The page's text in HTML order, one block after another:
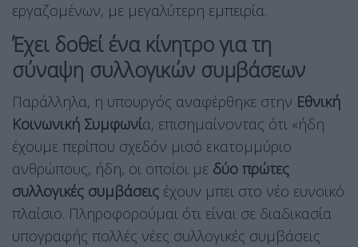
εργαζομένων, με μεγαλύτερη εμπειρία.
Έχει δοθεί ένα κίνητρο για τη
σύναψη συλλογικών συμβάσεων
Παράλληλα, η υπουργός αναφέρθηκε στην Εθνική
Κοινωνική Συμφωνία, επισημαίνοντας ότι «ήδη
έχουμε περίπου σχεδόν μισό εκατομμύριο
ανθρώπους, ήδη, οι οποίοι με δύο πρώτες
συλλογικές συμβάσεις έχουν μπει στο νέο ευνοϊκό
πλαίσιο. Πληροφορούμαι ότι είναι σε διαδικασία
υπογραφής πολλές νέες συλλογικές συμβάσεις